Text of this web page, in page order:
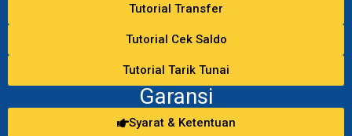
Tutorial Transfer
Tutorial Cek Saldo
Tutorial Tarik Tunai
Garansi
Syarat & Ketentuan